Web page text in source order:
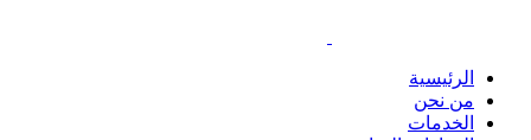
الرئيسية
من نحن
الخدمات